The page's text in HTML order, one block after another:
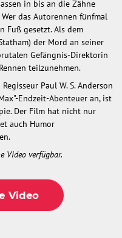
in bis an die Zähne
das Autorennen fünfmal
Fuß gesetzt. Als dem
der Mord an seiner
Gefängnis-Direktorin
teilzunehmen.
Paul W. S. Anderson
Endzeit-Abenteuer an, ist
Der Film hat nicht nur
auch Humor
Video verfügbar.
Video